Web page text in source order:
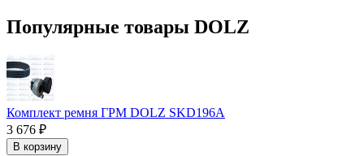
Популярные товары DOLZ
Комплект ремня ГРМ DOLZ SKD196A
3 676 ₽
В корзину